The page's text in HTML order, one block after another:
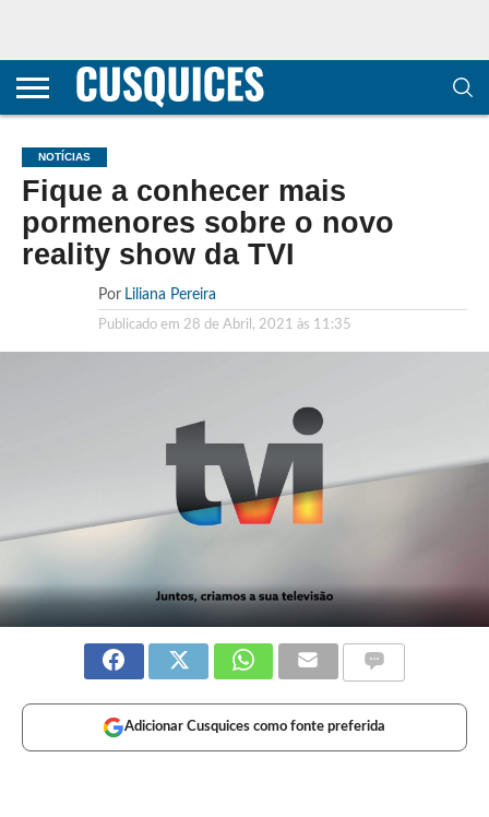
CONTACTOS
HOME
POLÍTICA DE
E COOKIES
SOBRE
TERMOS E
TRANSPARÊNCIA
METODOLOGIA
NOTÍCIAS
Fique a conhecer mais
pormenores sobre o novo
reality show da TVI
Por Liliana Pereira
Publicado em 28 de Abril, 2021 às 11:35
Adicionar Cusquices como fonte preferida